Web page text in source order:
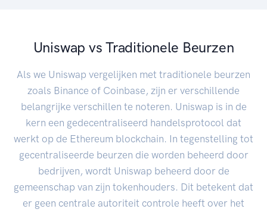
Uniswap vs Traditionele Beurzen
Als we Uniswap vergelijken met traditionele beurzen
zoals Binance of Coinbase, zijn er verschillende
belangrijke verschillen te noteren. Uniswap is in de
kern een gedecentraliseerd handelsprotocol dat
werkt op de Ethereum blockchain. In tegenstelling tot
gecentraliseerde beurzen die worden beheerd door
bedrijven, wordt Uniswap beheerd door de
gemeenschap van zijn tokenhouders. Dit betekent dat
er geen centrale autoriteit controle heeft over het